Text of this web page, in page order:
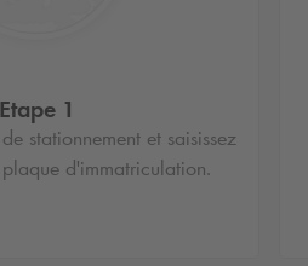
Etape 1
stationnement et saisissez
d'immatriculation.